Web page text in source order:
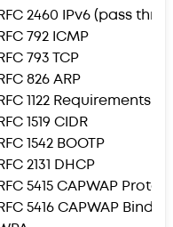
2460 IPv6 (pass
792 ICMP
793 TCP
826 ARP
1122 Requirements
1519 CIDR
1542 BOOTP
2131 DHCP
5415 CAPWAP
5416 CAPWAP